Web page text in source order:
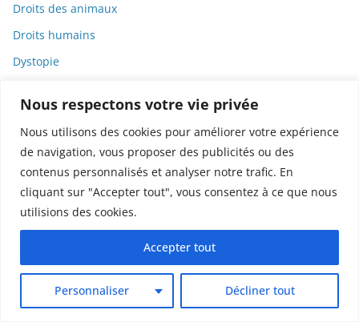
Nous respectons votre vie privée
Nous utilisons des cookies pour améliorer votre expérience
de navigation, vous proposer des publicités ou des
contenus personnalisés et analyser notre trafic. En
cliquant sur "Accepter tout", vous consentez à ce que nous
utilisions des cookies.
Personnaliser Décliner tout
Accepter tout
Droits des animaux
Droits humains
Dystopie
E-commerce
Éco-toxicologie
Écoanxiété
Écologie
Économie
Économie solidaire et sociale
Edgar Poe
Édition Livre